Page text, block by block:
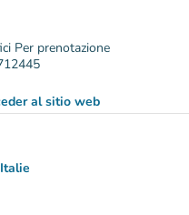
Per prenotazione
al sitio web
(nueva pestaña)